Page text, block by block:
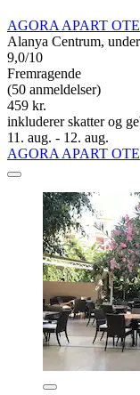
AGORA APART
Alanya Centrum,
9,0/10
Fremragende
(50 anmeldelser)
459 kr.
inkluderer skatter og
11. aug. - 12. aug.
AGORA APART